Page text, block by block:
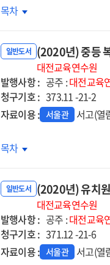
중등
직무연수
목차
일반도서 (2020년) 중등
대전교육연수원
발행사항 : 공주 :대전교육
청구기호 : 373.11 -21-2
자료이용 : 서울관 서고(열
(2020년)
(예정)
직무연수
(1기)
목차
일반도서 (2020년) 유치
대전교육연수원
발행사항 : 공주 :대전교육
청구기호 : 371.12 -21-6
자료이용 : 서울관 서고(열